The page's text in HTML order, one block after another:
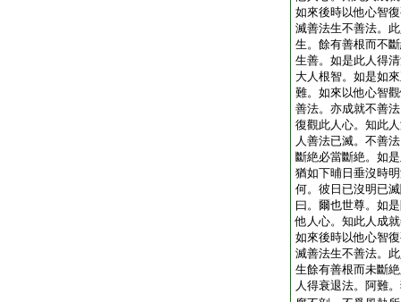
如來後時以他心智
滅善法生不善法。
生。餘有善根而不
生善。如是此人得
大人根智。如是如
難。如來以他心智
善法。亦成就不善
復觀此人心。知此
人善法已滅。不善
斷絶必當斷絶。如
猶如下晡日垂沒時
何。彼日已沒明已
曰。爾也世尊。如
他人心。知此人成
如來後時以他心智
滅善法生不善法。
生餘有善根而未斷
人得衰退法。阿難